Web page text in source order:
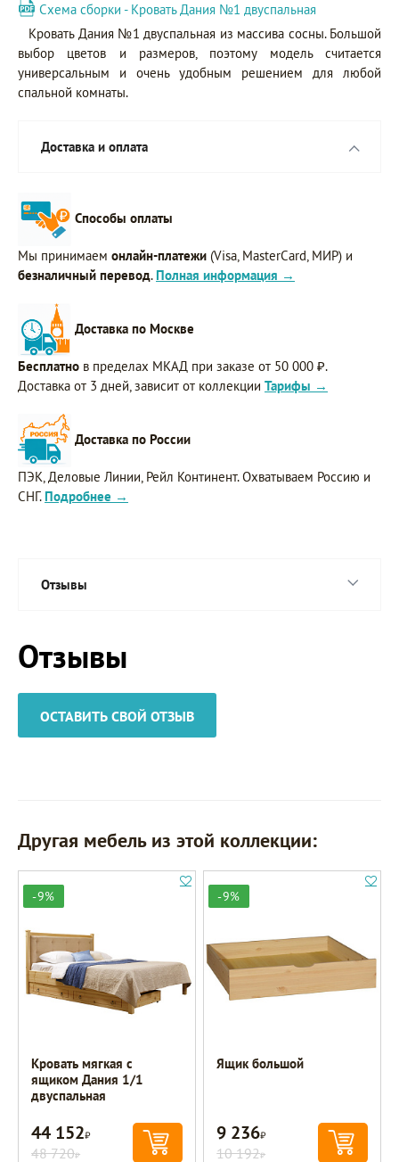
Схема сборки - Кровать Дания №1 двуспальная
Кровать Дания №1 двуспальная из массива сосны. Большой
выбор цветов и размеров, поэтому модель считается
универсальным и очень удобным решением для любой
спальной комнаты.
Доставка и оплата
Способы оплаты
Мы принимаем онлайн-платежи (Visa, MasterCard, МИР) и
безналичный перевод. Полная информация →
Доставка по Москве
Бесплатно в пределах МКАД при заказе от 50 000 ₽.
Доставка от 3 дней, зависит от коллекции Тарифы →
Доставка по России
ПЭК, Деловые Линии, Рейл Континент. Охватываем Россию и
СНГ. Подробнее →
Отзывы
Отзывы
ОСТАВИТЬ СВОЙ ОТЗЫВ
Другая мебель из этой коллекции:
-9%
Кровать мягкая с
ящиком Дания 1/1
двуспальная
44 152Р
48 720Р
-9%
Ящик большой
9 236Р
10 192Р